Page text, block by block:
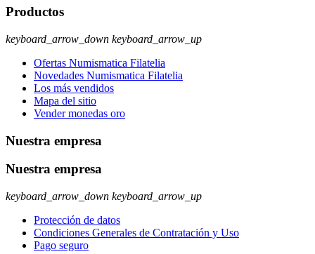
Productos
keyboard_arrow_down keyboard_arrow_up
Ofertas Numismatica Filatelia
Novedades Numismatica Filatelia
Los más vendidos
Mapa del sitio
Vender monedas oro
Nuestra empresa
Nuestra empresa
keyboard_arrow_down keyboard_arrow_up
Protección de datos
Condiciones Generales de Contratación y Uso
Pago seguro